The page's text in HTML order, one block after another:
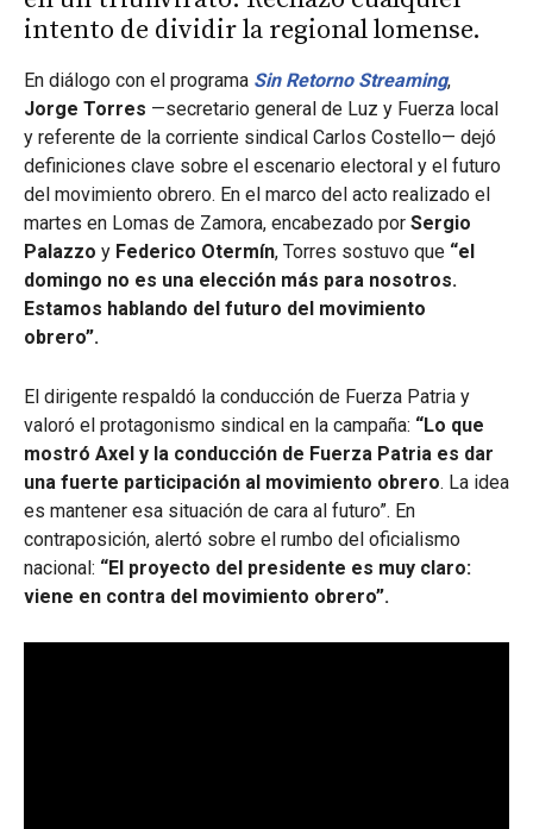
intento de dividir la regional lomense.
En diálogo con el programa Sin Retorno Streaming,
Jorge Torres —secretario general de Luz y Fuerza local
y referente de la corriente sindical Carlos Costello— dejó
definiciones clave sobre el escenario electoral y el futuro
del movimiento obrero. En el marco del acto realizado el
martes en Lomas de Zamora, encabezado por Sergio
Palazzo y Federico Otermín, Torres sostuvo que “el
domingo no es una elección más para nosotros.
Estamos hablando del futuro del movimiento
obrero”.
El dirigente respaldó la conducción de Fuerza Patria y
valoró el protagonismo sindical en la campaña: “Lo que
mostró Axel y la conducción de Fuerza Patria es dar
una fuerte participación al movimiento obrero. La idea
es mantener esa situación de cara al futuro”. En
contraposición, alertó sobre el rumbo del oficialismo
nacional: “El proyecto del presidente es muy claro:
viene en contra del movimiento obrero”.